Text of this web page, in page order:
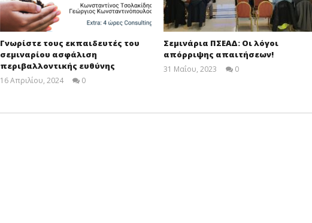
Γνωρίστε τους εκπαιδευτές του
σεμιναρίου ασφάλιση
περιβαλλοντικής ευθύνης
16 Απριλίου, 2024
0
Σεμινάρια ΠΣΕΑΔ: Οι λόγοι
απόρριψης απαιτήσεων!
31 Μαΐου, 2023
0